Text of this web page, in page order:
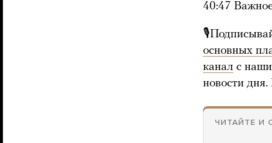
40:47
основных
канал с
новости
ЧИТАЙТЕ И